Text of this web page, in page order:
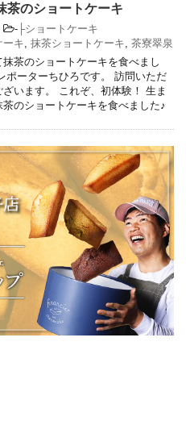
茶のショートケーキ
- ├ショートケーキ
ーキ 抹茶ショートケーキ 茶寮翠泉
茶のショートケーキを食べまし
ポーターちひろです。 訪問いただ
ざいます。 これぞ、初体験！ 生ま
のショートケーキを食べました♪